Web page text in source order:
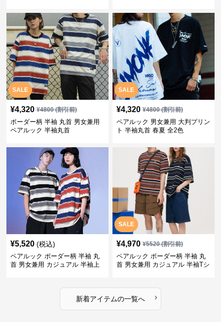
SALE
¥4,320 ¥4800(割引前)
ボーダー柄 半袖 丸首 男女兼用
ペアルック 半袖丸首
SALE
¥4,320 ¥4800(割引前)
ペアルック 男女兼用 大判プリン
ト 半袖丸首 春夏 全2色
¥5,520 (税込)
ペアルック ボーダー柄 半袖 丸
首 男女兼用 カジュアル 半袖上
SALE
¥4,970 ¥5520(割引前)
ペアルック ボーダー柄 半袖 丸
首 男女兼用 カジュアル 半袖Tシ
新着アイテムの一覧へ ›